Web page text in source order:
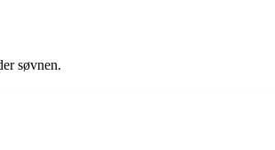
søvnen.